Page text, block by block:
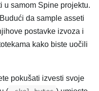
u samom Spine projektu.
da sample asseti
postavke izvoza i
kako biste uočili
pokušati izvesti svoje